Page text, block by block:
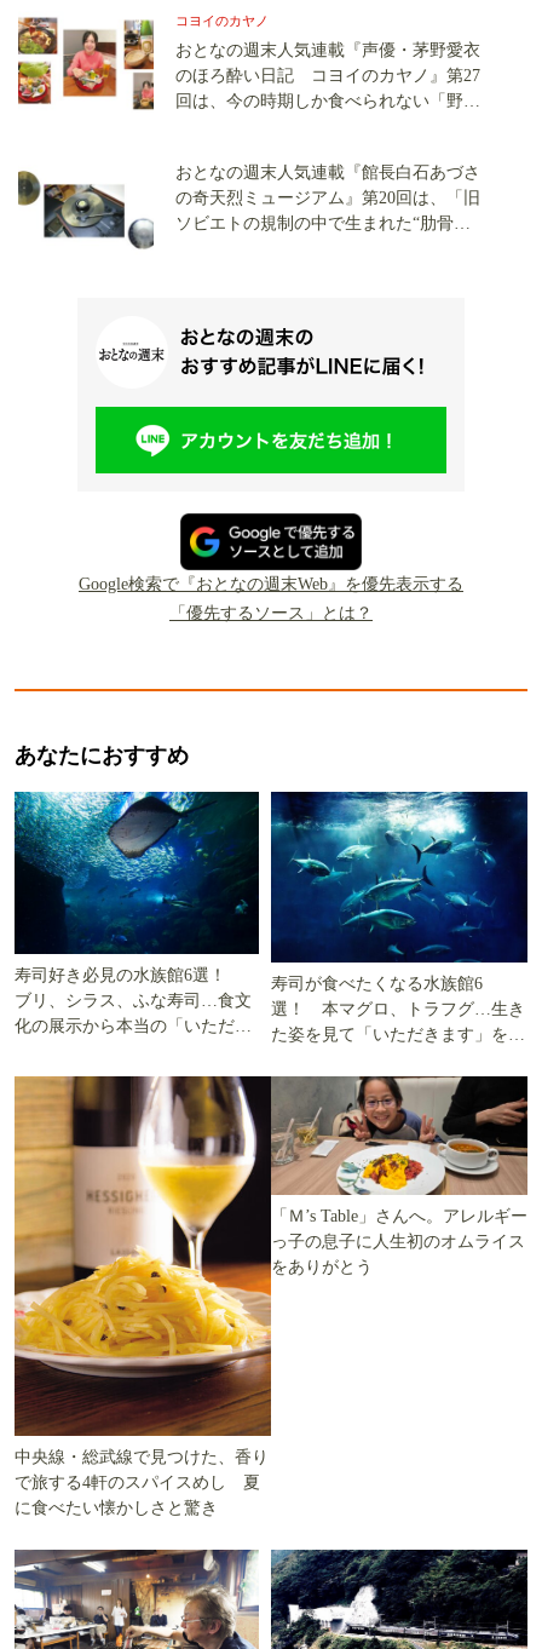
コヨイのカヤノ
おとなの週末人気連載『声優・茅野愛衣
のほろ酔い日記 コヨイのカヤノ』第27
回は、今の時期しか食べられない「野鴨
おとなの週末人気連載『館長白石あづさ
の奇天烈ミュージアム』第20回は、「旧
ソビエトの規制の中で生まれた“肋骨レ
Google検索で『おとなの週末Web』を優先表示する
「優先するソース」とは？
あなたにおすすめ
寿司好き必見の水族館6選！
ブリ、シラス、ふな寿司…食文
化の展示から本当の「いただき
寿司が食べたくなる水族館6
選！ 本マグロ、トラフグ…生き
た姿を見て「いただきます」を考
中央線・総武線で見つけた、香り
で旅する4軒のスパイスめし 夏
に食べたい懐かしさと驚き
「Ｍ’s Table」さんへ。アレルギー
っ子の息子に人生初のオムライス
をありがとう